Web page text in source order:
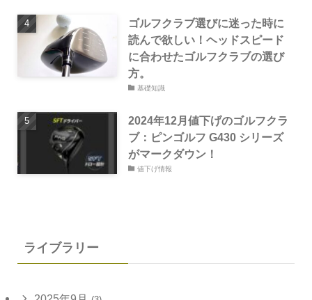
ゴルフクラブ選びに迷った時に
読んで欲しい！ヘッドスピード
に合わせたゴルフクラブの選び
方。
基礎知識
2024年12月値下げのゴルフクラ
ブ：ピンゴルフ G430 シリーズ
がマークダウン！
値下げ情報
ライブラリー